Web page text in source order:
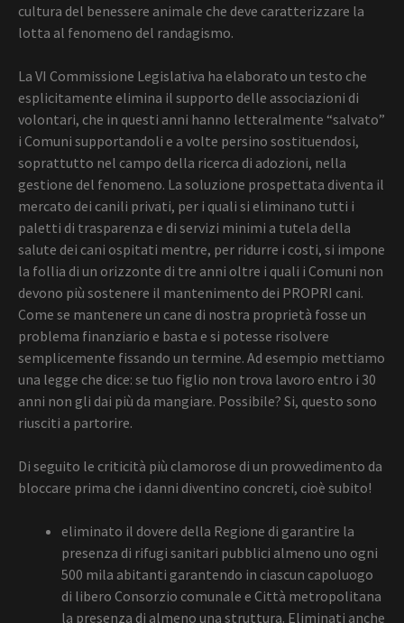
cultura del benessere animale che deve caratterizzare la
lotta al fenomeno del randagismo.
La VI Commissione Legislativa ha elaborato un testo che
esplicitamente elimina il supporto delle associazioni di
volontari, che in questi anni hanno letteralmente “salvato”
i Comuni supportandoli e a volte persino sostituendosi,
soprattutto nel campo della ricerca di adozioni, nella
gestione del fenomeno. La soluzione prospettata diventa il
mercato dei canili privati, per i quali si eliminano tutti i
paletti di trasparenza e di servizi minimi a tutela della
salute dei cani ospitati mentre, per ridurre i costi, si impone
la follia di un orizzonte di tre anni oltre i quali i Comuni non
devono più sostenere il mantenimento dei PROPRI cani.
Come se mantenere un cane di nostra proprietà fosse un
problema finanziario e basta e si potesse risolvere
semplicemente fissando un termine. Ad esempio mettiamo
una legge che dice: se tuo figlio non trova lavoro entro i 30
anni non gli dai più da mangiare. Possibile? Si, questo sono
riusciti a partorire.
Di seguito le criticità più clamorose di un provvedimento da
bloccare prima che i danni diventino concreti, cioè subito!
eliminato il dovere della Regione di garantire la
presenza di rifugi sanitari pubblici almeno uno ogni
500 mila abitanti garantendo in ciascun capoluogo
di libero Consorzio comunale e Città metropolitana
la presenza di almeno una struttura. Eliminati anche